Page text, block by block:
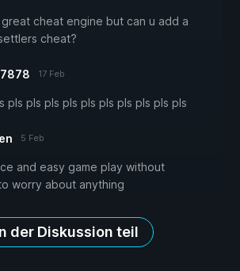
great cheat engine but can u add a
cheat?
17 Feb
pls pls pls pls pls pls pls pls pls pls
5 Feb
and easy game play without
worry about anything
der Diskussion teil